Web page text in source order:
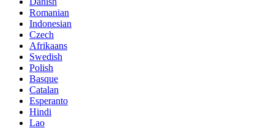
Romanian
Indonesian
Czech
Afrikaans
Swedish
Polish
Basque
Catalan
Esperanto
Hindi
Lao